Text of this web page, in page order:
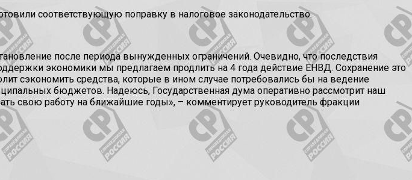
соответствующую поправку в налоговое законодательство.
после периода вынужденных ограничений. Очевидно, что последствия
экономики мы предлагаем продлить на 4 года действие ЕНВД. Сохранение это
сэкономить средства, которые в ином случае потребовались бы на ведение
бюджетов. Надеюсь, Государственная дума оперативно рассмотрит наш
свою работу на ближайшие годы», – комментирует руководитель фракции